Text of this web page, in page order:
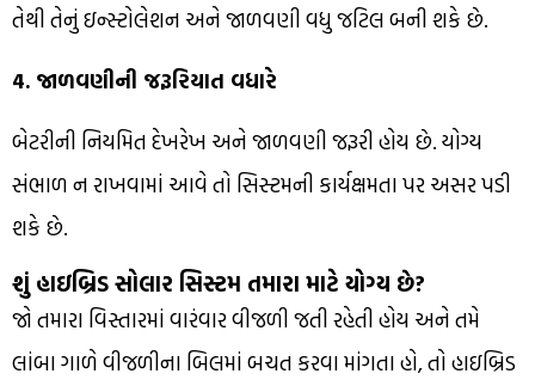
તેથી તેનું ઇન્સ્ટોલેશન અને જાળવણી વધુ જટિલ બની શકે છે.
4. જાળવણીની જરૂરિયાત વધારે
બેટરીની નિયમિત દેખરેખ અને જાળવણી જરૂરી હોય છે. યોગ્ય
સંભાળ ન રાખવામાં આવે તો સિસ્ટમની કાર્યક્ષમતા પર અસર પડી
શકે છે.
શું હાઇબ્રિડ સોલાર સિસ્ટમ તમારા માટે યોગ્ય છે?
જો તમારા વિસ્તારમાં વારંવાર વીજળી જતી રહેતી હોય અને તમે
લાંબા ગાળે વીજળીના બિલમાં બચત કરવા માંગતા હો, તો હાઇબ્રિડ